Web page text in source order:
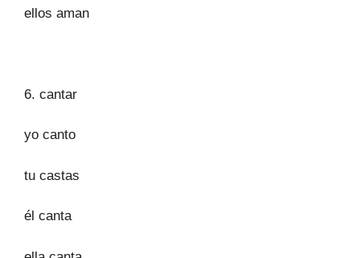
ellos aman
6. cantar
yo canto
tu castas
él canta